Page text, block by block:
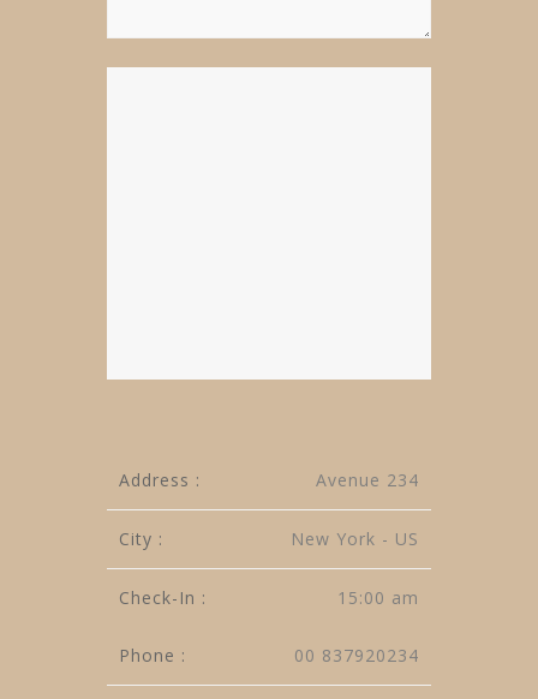
Address : Avenue 234
City : New York - US
Check-In : 15:00 am
Phone : 00 837920234